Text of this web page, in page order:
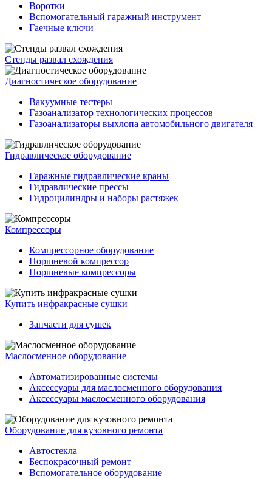
Воротки
Вспомогательный гаражный инструмент
Гаечные ключи
Стенды развал схождения
Диагностическое оборудование
Вакуумные тестеры
Газоанализатор технологических процессов
Газоанализаторы выхлопа автомобильного двигателя
Гидравлическое оборудование
Гаражные гидравлические краны
Гидравлические прессы
Гидроцилиндры и наборы растяжек
Компрессоры
Компрессорное оборудование
Поршневой компрессор
Поршневые компрессоры
Купить инфракрасные сушки
Запчасти для сушек
Маслосменное оборудование
Автоматизированные системы
Аксессуары для маслосменного оборудования
Аксессуары маслосменного оборудования
Оборудование для кузовного ремонта
Автостекла
Беспокрасочный ремонт
Вспомогательное оборудование